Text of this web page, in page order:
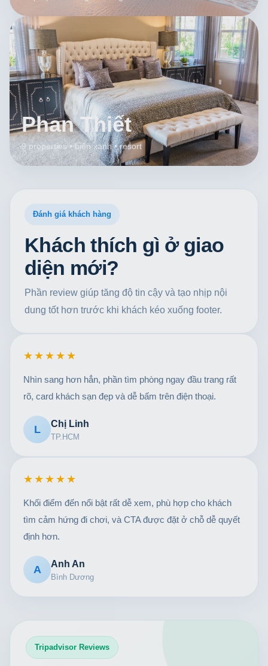
Phan Thiết
9 properties • biển xanh • resort
Đánh giá khách hàng
Khách thích gì ở giao
diện mới?
Phần review giúp tăng độ tin cậy và tạo nhịp nội
dung tốt hơn trước khi khách kéo xuống footer.
★★★★★
Nhìn sang hơn hẳn, phần tìm phòng ngay đầu trang rất
rõ, card khách sạn đẹp và dễ bấm trên điện thoại.
L Chị Linh
TP.HCM
★★★★★
Khối điểm đến nổi bật rất dễ xem, phù hợp cho khách
tìm cảm hứng đi chơi, và CTA được đặt ở chỗ dễ quyết
định hơn.
A Anh An
Bình Dương
Tripadvisor Reviews